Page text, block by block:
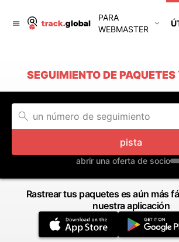
PARA
WEBMASTER
SEGUIMIENTO DE
pista
abrir una oferta de socio
Rastrear tus paquetes es aún más
nuestra aplicación